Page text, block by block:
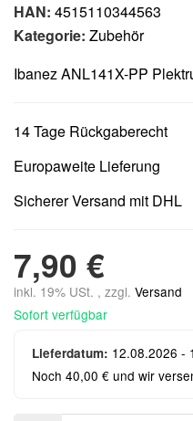
HAN: 4515110344563
Kategorie: Zubehör
Ibanez ANL141X-PP
14 Tage Rückgaberecht
Europaweite Lieferung
Sicherer Versand mit DHL
7,90 €
inkl. 19% USt. , zzgl. Versand
Sofort verfügbar
Lieferdatum: 12.08.2026 -
Noch 40,00 € und wir